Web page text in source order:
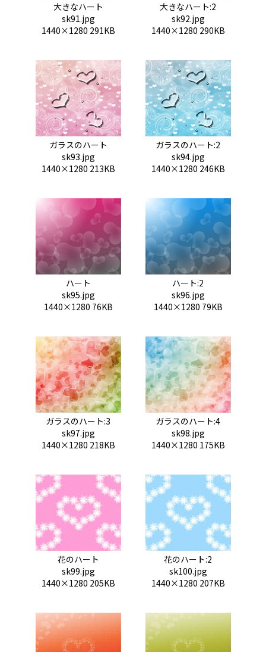
大きなハート
sk91.jpg
1440×1280 291KB
大きなハート:2
sk92.jpg
1440×1280 290KB
ガラスのハート
sk93.jpg
1440×1280 213KB
ガラスのハート:2
sk94.jpg
1440×1280 246KB
ハート
sk95.jpg
1440×1280 76KB
ハート:2
sk96.jpg
1440×1280 79KB
ガラスのハート:3
sk97.jpg
1440×1280 218KB
ガラスのハート:4
sk98.jpg
1440×1280 175KB
花のハート
sk99.jpg
1440×1280 205KB
花のハート:2
sk100.jpg
1440×1280 207KB